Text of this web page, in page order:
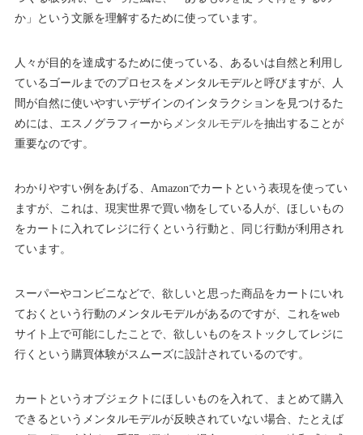
か」という文脈を理解するために使っています。
人々が目的を達成するために使っている、あるいは自然と利用し
ているゴールまでのプロセスをメンタルモデルと呼びますが、人
間が自然に使いやすいデザインのインタラクションを見つけるた
めには、エスノグラフィーから メンタルモデルを抽出することが
重要なのです。
わかりやすい例をあげる、Amazonでカートという表現を使ってい
ますが、これは、現実世界で買い物をしている人が、ほしいもの
をカートに入れてレジに行くという行動と、同じ行動が利用され
ています。
スーパーやコンビニなどで、欲しいと思った商品をカートにいれ
ておくという行動のメンタルモデルがあるのですが、これをweb
サイト上で可能にしたことで、欲しいものをストックしてレジに
行くという購買体験がスムーズに設計されているのです。
カートというオブジェクトにほしいものを入れて、まとめて購入
できるというメンタルモデルが反映されていない場合、たとえば